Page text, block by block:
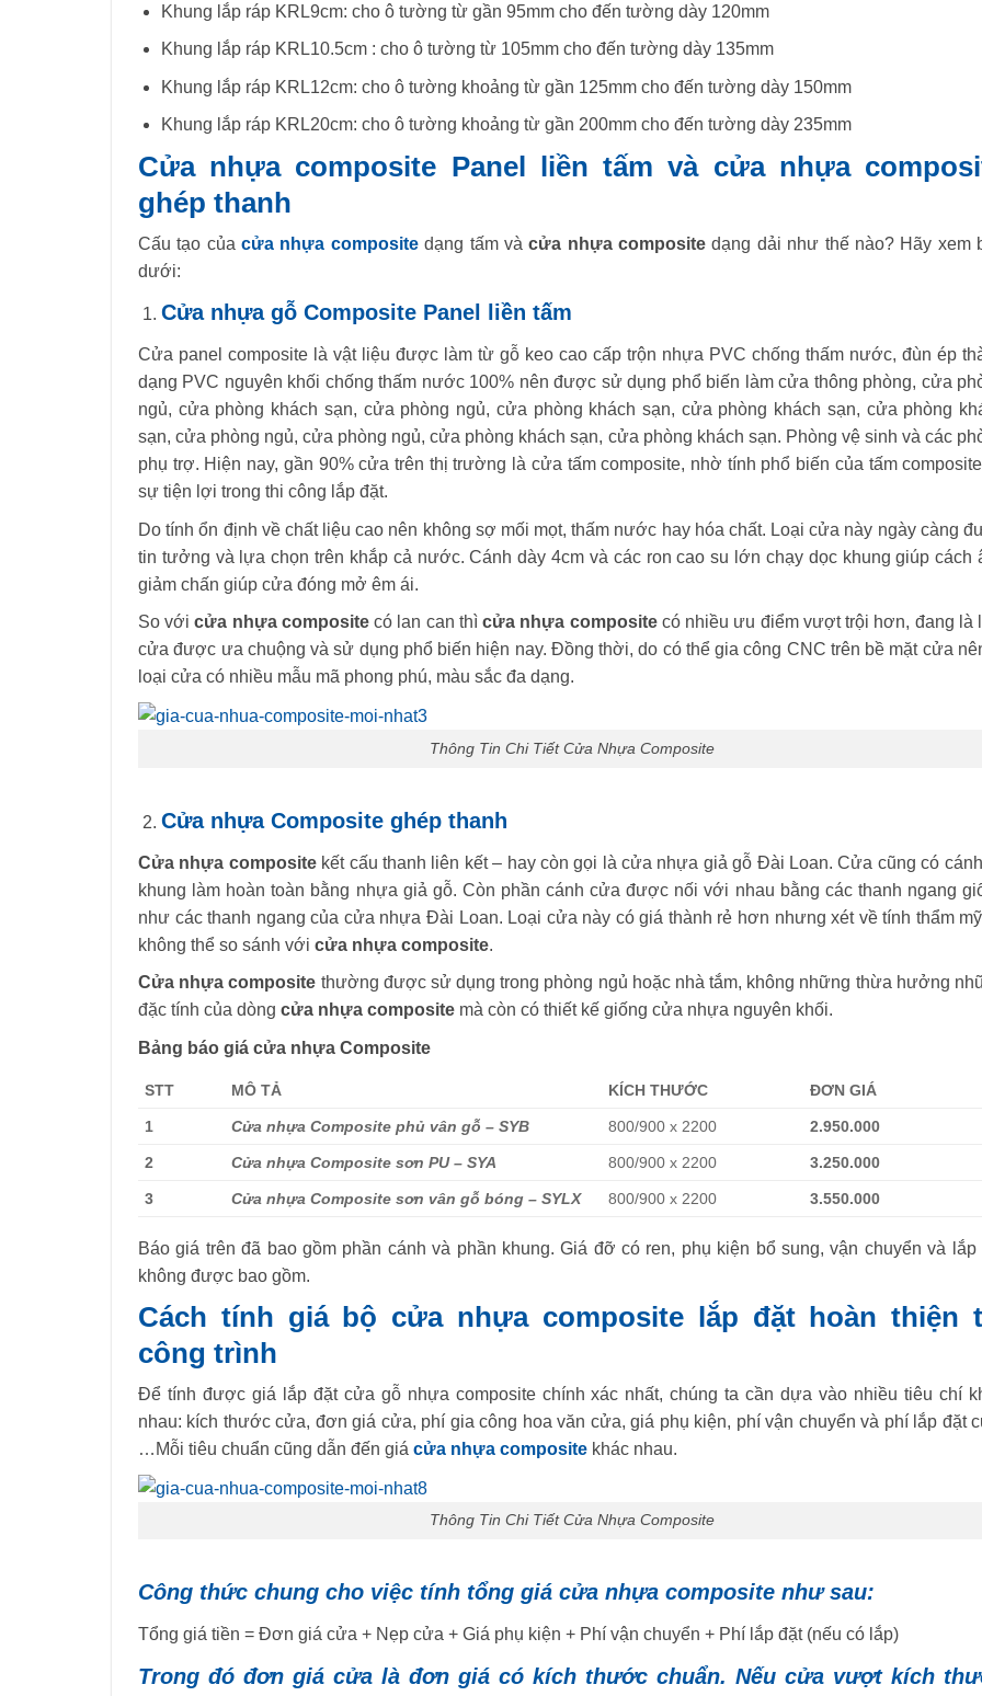
Khung lắp ráp KRL9cm: cho ô tường từ gần 95mm cho đến tường dày 120mm
Khung lắp ráp KRL10.5cm : cho ô tường từ 105mm cho đến tường dày 135mm
Khung lắp ráp KRL12cm: cho ô tường khoảng từ gần 125mm cho đến tường dày 150mm
Khung lắp ráp KRL20cm: cho ô tường khoảng từ gần 200mm cho đến tường dày 235mm
Cửa nhựa composite Panel liền tấm và cửa nhựa
ghép thanh
Cấu tạo củacửa nhựa compositedạng tấm vàcửa nhựa composite dạng dải như thế nào? Hãy xem
dưới:
Cửa nhựa gỗ Composite Panel liền tấm
Cửa panel composite là vật liệu được làm từ gỗ keo cao cấp trộn nhựa PVC chống thấm nước, đùn ép
dạng PVC nguyên khối chống thấm nước 100% nên được sử dụng phổ biến làm cửa thông phòng, cửa
ngủ, cửa phòng khách sạn, cửa phòng ngủ, cửa phòng khách sạn, cửa phòng khách sạn, cửa phòng
sạn, cửa phòng ngủ, cửa phòng ngủ, cửa phòng khách sạn, cửa phòng khách sạn. Phòng vệ sinh và các
phụ trợ. Hiện nay, gần 90% cửa trên thị trường là cửa tấm composite, nhờ tính phổ biến của tấm
sự tiện lợi trong thi công lắp đặt.
Do tính ổn định về chất liệu cao nên không sợ mối mọt, thấm nước hay hóa chất. Loại cửa này ngày càng
tin tưởng và lựa chọn trên khắp cả nước. Cánh dày 4cm và các ron cao su lớn chạy dọc khung giúp cách
giảm chấn giúp cửa đóng mở êm ái.
So vớicửa nhựa compositecó lan can thìcửa nhựa compositecó nhiều ưu điểm vượt trội hơn, đang là
cửa được ưa chuộng và sử dụng phổ biến hiện nay. Đồng thời, do có thể gia công CNC trên bề mặt cửa
loại cửa có nhiều mẫu mã phong phú, màu sắc đa dạng.
Thông Tin Chi Tiết Cửa Nhựa Composite
Cửa nhựa Composite ghép thanh
Cửa nhựa compositekết cấu thanh liên kết – hay còn gọi là cửa nhựa giả gỗ Đài Loan. Cửa cũng có
khung làm hoàn toàn bằng nhựa giả gỗ. Còn phần cánh cửa được nối với nhau bằng các thanh ngang
như các thanh ngang của cửa nhựa Đài Loan. Loại cửa này có giá thành rẻ hơn nhưng xét về tính thẩm
không thể so sánh với cửa nhựa composite.
Cửa nhựa composite thường được sử dụng trong phòng ngủ hoặc nhà tắm, không những thừa hưởng
đặc tính của dòng cửa nhựa composite mà còn có thiết kế giống cửa nhựa nguyên khối.
Bảng báo giá cửa nhựa Composite
STT MÔ TẢ KÍCH THƯỚC ĐƠN GIÁ
1 Cửa nhựa Composite phủ vân gỗ – SYB 800/900 x 2200 2.950.000
2 Cửa nhựa Composite sơn PU – SYA 800/900 x 2200 3.250.000
3 Cửa nhựa Composite sơn vân gỗ bóng – SYLX 800/900 x 2200 3.550.000
Báo giá trên đã bao gồm phần cánh và phần khung. Giá đỡ có ren, phụ kiện bổ sung, vận chuyển và lắp
không được bao gồm.
Cách tính giá bộ cửa nhựa composite lắp đặt hoàn thiện
công trình
Để tính được giá lắp đặt cửa gỗ nhựa composite chính xác nhất, chúng ta cần dựa vào nhiều tiêu chí
nhau: kích thước cửa, đơn giá cửa, phí gia công hoa văn cửa, giá phụ kiện, phí vận chuyển và phí lắp đặt
…Mỗi tiêu chuẩn cũng dẫn đến giá cửa nhựa composite khác nhau.
Thông Tin Chi Tiết Cửa Nhựa Composite
Công thức chung cho việc tính tổng giá cửa nhựa composite như sau:
Tổng giá tiền = Đơn giá cửa + Nẹp cửa + Giá phụ kiện + Phí vận chuyển + Phí lắp đặt (nếu có lắp)
Trong đó đơn giá cửa là đơn giá có kích thước chuẩn. Nếu cửa vượt kích